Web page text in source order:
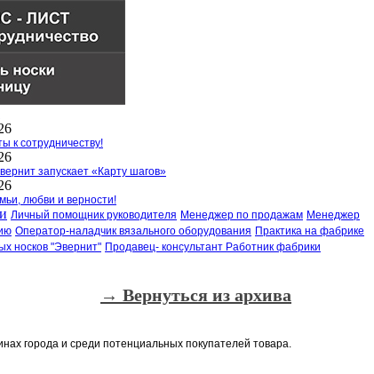
к сотрудничеству!
запускает «Карту шагов»
любви и верности!
Личный помощник руководителя Менеджер по продажам Менеджер
Оператор-наладчик вязального оборудования Практика на фабрике
носков "Эвернит" Продавец- консультант Работник фабрики
→ Вернуться из архива
города и среди потенциальных покупателей товара.